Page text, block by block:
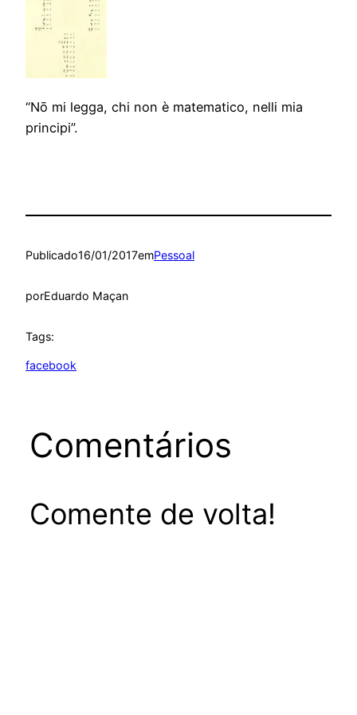
“Nō mi legga, chi non è matematico, nelli mia
principi”.
Publicado16/01/2017emPessoal
porEduardo Maçan
Tags:
facebook
Comentários
Comente de volta!